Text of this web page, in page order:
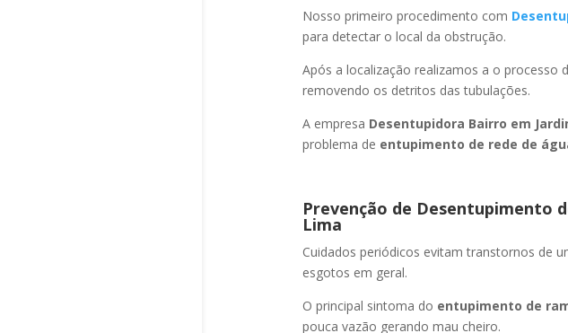
Nosso primeiro procedimento com
para detectar o local da obstrução.
Após a localização realizamos a o processo
removendo os detritos das tubulações.
A empresa Desentupidora Bairro em
problema de entupimento de rede de
Prevenção de Desentupimento
Lima
Cuidados periódicos evitam transtornos de
esgotos em geral.
O principal sintoma do entupimento de
pouca vazão gerando mau cheiro.